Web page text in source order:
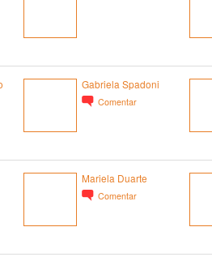
Gabriela Spadoni
Comentar
Mariela Duarte
Comentar